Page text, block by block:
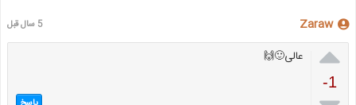
Zaraw 5 سال قبل

-1
عالی🙂🙌